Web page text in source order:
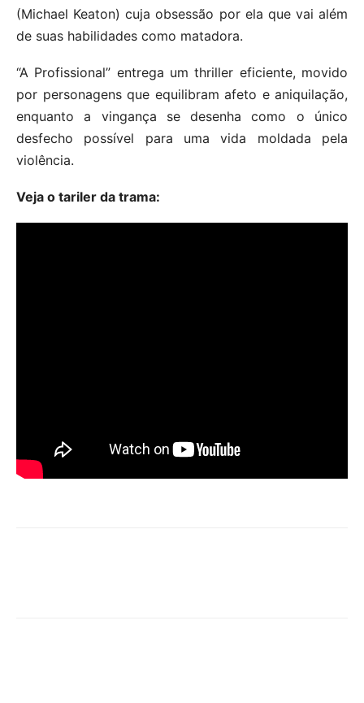
(Michael Keaton) cuja obsessão por ela que vai além
de suas habilidades como matadora.
“A Profissional” entrega um thriller eficiente, movido
por personagens que equilibram afeto e aniquilação,
enquanto a vingança se desenha como o único
desfecho possível para uma vida moldada pela
violência.
Veja o tariler da trama: